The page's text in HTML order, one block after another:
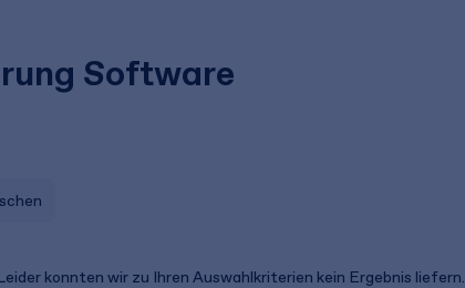
Software
konnten wir zu Ihren Auswahlkriterien kein Ergebnis liefern.